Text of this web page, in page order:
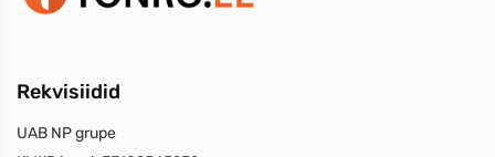
Rekvisiidid
UAB NP grupe